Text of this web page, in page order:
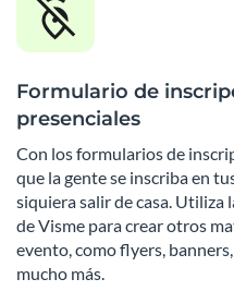
Formulario de
presenciales
Con los formularios de
que la gente se inscriba en
siquiera salir de casa. Utiliza
de Visme para crear otros
evento, como flyers,
mucho más.